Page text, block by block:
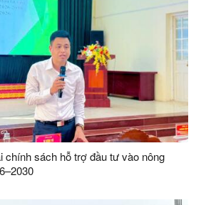
chính sách hỗ trợ đầu tư vào nông